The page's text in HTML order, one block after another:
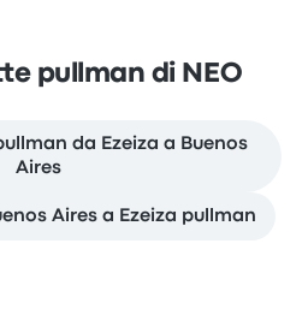
pullman di NEO
da Ezeiza a Buenos
Aires
Aires a Ezeiza pullman